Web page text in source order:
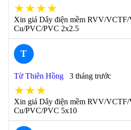
★★★★
Xin giá Dây điện mềm RVV/
Cu/PVC/PVC 2x2.5
T
Từ Thiên Hồng 3 tháng trước
★★★
Xin giá Dây điện mềm RVV/
Cu/PVC/PVC 5x10